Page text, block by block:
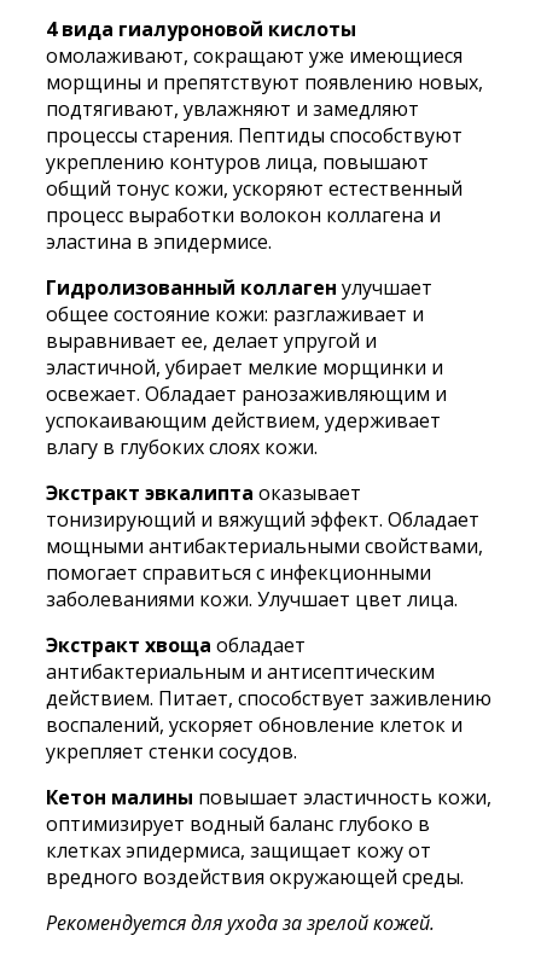
4 вида гиалуроновой кислоты
омолаживают, сокращают уже имеющиеся
морщины и препятствуют появлению новых,
подтягивают, увлажняют и замедляют
процессы старения. Пептиды способствуют
укреплению контуров лица, повышают
общий тонус кожи, ускоряют естественный
процесс выработки волокон коллагена и
эластина в эпидермисе.
Гидролизованный коллаген улучшает
общее состояние кожи: разглаживает и
выравнивает ее, делает упругой и
эластичной, убирает мелкие морщинки и
освежает. Обладает ранозаживляющим и
успокаивающим действием, удерживает
влагу в глубоких слоях кожи.
Экстракт эвкалипта оказывает
тонизирующий и вяжущий эффект. Обладает
мощными антибактериальными свойствами,
помогает справиться с инфекционными
заболеваниями кожи. Улучшает цвет лица.
Экстракт хвоща обладает
антибактериальным и антисептическим
действием. Питает, способствует заживлению
воспалений, ускоряет обновление клеток и
укрепляет стенки сосудов.
Кетон малины повышает эластичность кожи,
оптимизирует водный баланс глубоко в
клетках эпидермиса, защищает кожу от
вредного воздействия окружающей среды.
Рекомендуется для ухода за зрелой кожей.